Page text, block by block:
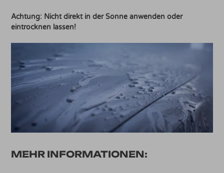
Achtung: Nicht direkt in der Sonne anwenden oder
eintrocknen lassen!
MEHR INFORMATIONEN: